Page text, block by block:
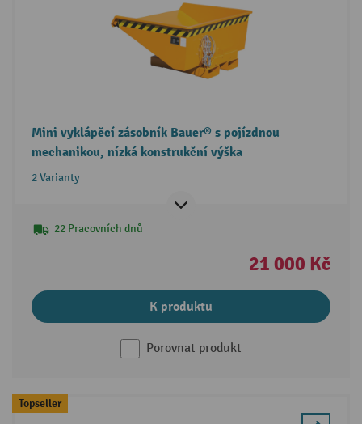
Mini vyklápěcí zásobník Bauer® s pojízdnou
mechanikou, nízká konstrukční výška
2 Varianty
22 Pracovních dnů
21 000 Kč
K produktu
Porovnat produkt
Topseller